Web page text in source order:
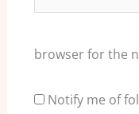
browser for the
Notify me of